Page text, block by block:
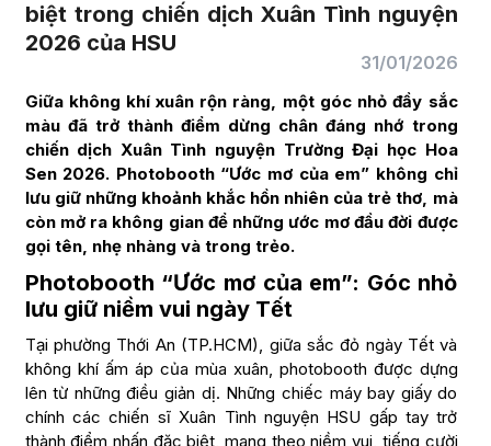
biệt trong chiến dịch Xuân Tình nguyện
2026 của HSU
31/01/2026
Giữa không khí xuân rộn ràng, một góc nhỏ đầy sắc
màu đã trở thành điểm dừng chân đáng nhớ trong
chiến dịch Xuân Tình nguyện Trường Đại học Hoa
Sen 2026. Photobooth “Ước mơ của em” không chỉ
lưu giữ những khoảnh khắc hồn nhiên của trẻ thơ, mà
còn mở ra không gian để những ước mơ đầu đời được
gọi tên, nhẹ nhàng và trong trẻo.
Photobooth “Ước mơ của em”: Góc nhỏ
lưu giữ niềm vui ngày Tết
Tại phường Thới An (TP.HCM), giữa sắc đỏ ngày Tết và
không khí ấm áp của mùa xuân, photobooth được dựng
lên từ những điều giản dị. Những chiếc máy bay giấy do
chính các chiến sĩ Xuân Tình nguyện HSU gấp tay trở
thành điểm nhấn đặc biệt, mang theo niềm vui, tiếng cười